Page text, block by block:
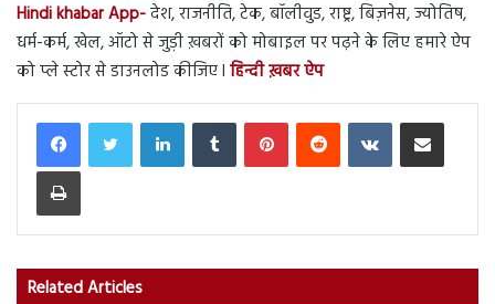
Hindi khabar App-देश, राजनीति, टेक, बॉलीवुड, राष्ट्र, बिज़नेस, ज्योतिष,
धर्म-कर्म, खेल, ऑटो से जुड़ी ख़बरों को मोबाइल पर पढ़ने के लिए हमारे ऐप
को प्ले स्टोर से डाउनलोड कीजिए l हिन्दी ख़बर ऐप
LinkedInTumblr PinterestReddit VKontakteShare via Email
Print
Related Articles